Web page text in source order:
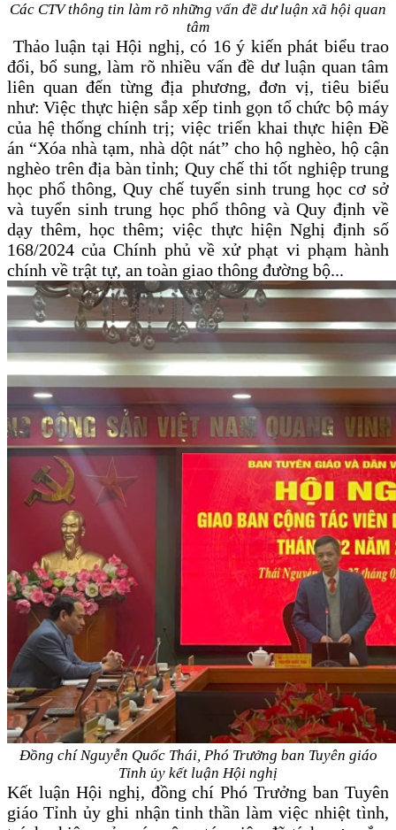
Các CTV thông tin làm rõ những vấn đề dư luận xã hội quan
tâm
Thảo luận tại Hội nghị, có 16 ý kiến phát biểu trao
đổi, bổ sung, làm rõ nhiều vấn đề dư luận quan tâm
liên quan đến từng địa phương, đơn vị, tiêu biểu
như: Việc thực hiện sắp xếp tinh gọn tổ chức bộ máy
của hệ thống chính trị; việc triển khai thực hiện Đề
án “Xóa nhà tạm, nhà dột nát” cho hộ nghèo, hộ cận
nghèo trên địa bàn tỉnh; Quy chế thi tốt nghiệp trung
học phổ thông, Quy chế tuyển sinh trung học cơ sở
và tuyển sinh trung học phổ thông và Quy định về
dạy thêm, học thêm; việc thực hiện Nghị định số
168/2024 của Chính phủ về xử phạt vi phạm hành
chính về trật tự, an toàn giao thông đường bộ...
Đồng chí Nguyễn Quốc Thái, Phó Trưởng ban Tuyên giáo
Tỉnh ủy kết luận Hội nghị
Kết luận Hội nghị, đồng chí Phó Trưởng ban Tuyên
giáo Tỉnh ủy ghi nhận tinh thần làm việc nhiệt tình,